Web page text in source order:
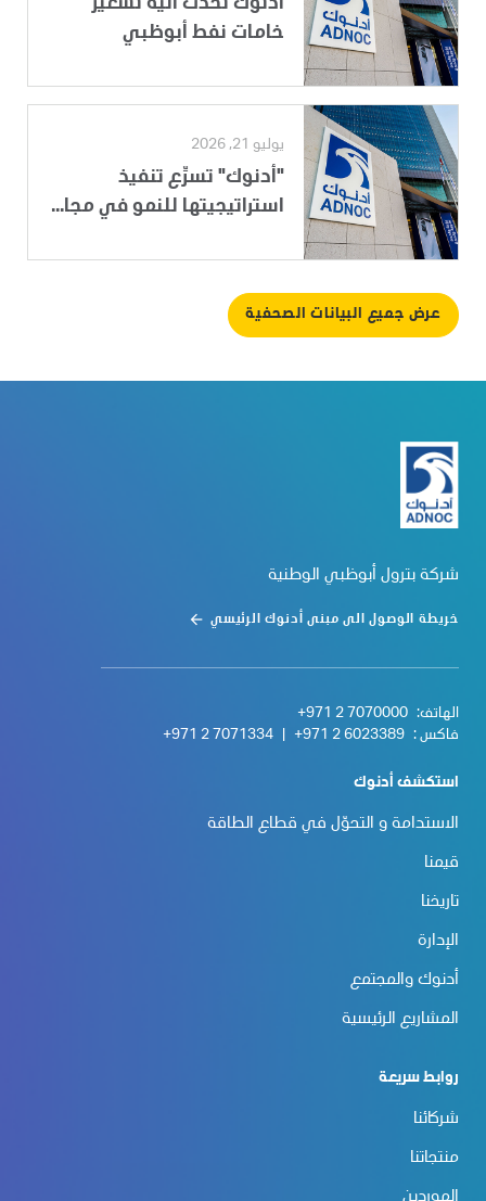
أدنوك تُحدّث آلية تسعير
خامات نفط أبوظبي
يوليو 21, 2026
"أدنوك" تسرِّع تنفيذ
استراتيجيتها للنمو في مجا...
عرض جميع البيانات الصحفية
شركة بترول أبوظبي الوطنية
خريطة الوصول الى مبنى أدنوك الرئيسي
الهاتف: +971 2 7070000
فاكس : +971 2 6023389
+971 2 7071334
استكشف أدنوك
الاستدامة و التحوّل في قطاع الطاقة
قيمنا
تاريخنا
الإدارة
أدنوك والمجتمع
المشاريع الرئيسية
روابط سريعة
شركائنا
منتجاتنا
الموردين